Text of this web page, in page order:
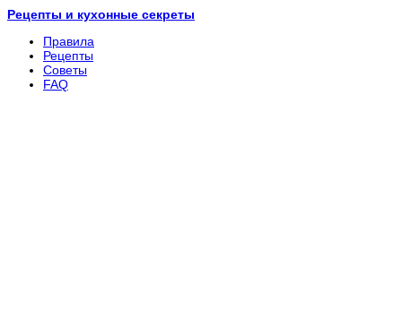
Рецепты и кухонные секреты
Правила
Рецепты
Советы
FAQ